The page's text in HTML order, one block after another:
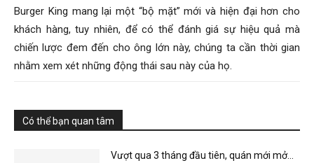
Burger King mang lại một “bộ mặt” mới và hiện đại hơn cho
khách hàng, tuy nhiên, để có thể đánh giá sự hiệu quả mà
chiến lược đem đến cho ông lớn này, chúng ta cần thời gian
nhằm xem xét những động thái sau này của họ.
Có thể bạn quan tâm
Vượt qua 3 tháng đầu tiên, quán mới mở...